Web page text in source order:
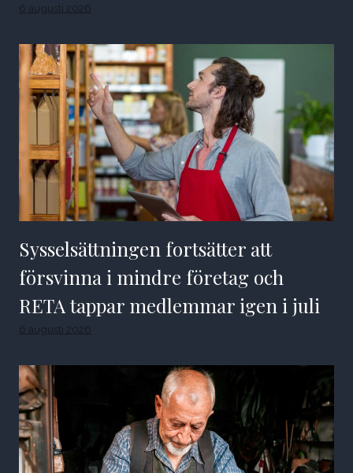
6 augusti 2026
Sysselsättningen fortsätter att
försvinna i mindre företag och
RETA tappar medlemmar igen i juli
6 augusti 2026